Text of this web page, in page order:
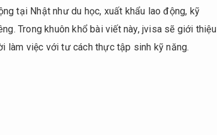
tại Nhật như du học, xuất khẩu lao động, kỹ
Trong khuôn khổ bài viết này, jvisa sẽ giới thiệu
làm việc với tư cách thực tập sinh kỹ năng.